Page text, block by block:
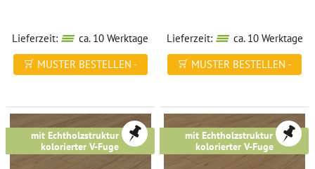
Lieferzeit:
ca. 10 Werktage
MUSTER BESTELLEN -
Lieferzeit:
ca. 10 Werktage
MUSTER BESTELLEN -
mit Echtholzstruktur &
kolorierter V-Fuge
mit Echtholzstruktur &
kolorierter V-Fuge